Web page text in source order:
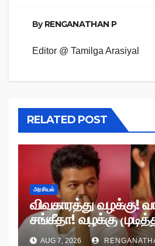
ByRENGANATHAN P
Editor @ Tamilga Arasiyal
RELATED POST
அரசியல்
விவகாரத்து வழக்கு!
சங்கீதா! வழக்கு
AUG 7, 2026